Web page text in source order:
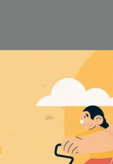
醫美好禮(隨機出貨，限